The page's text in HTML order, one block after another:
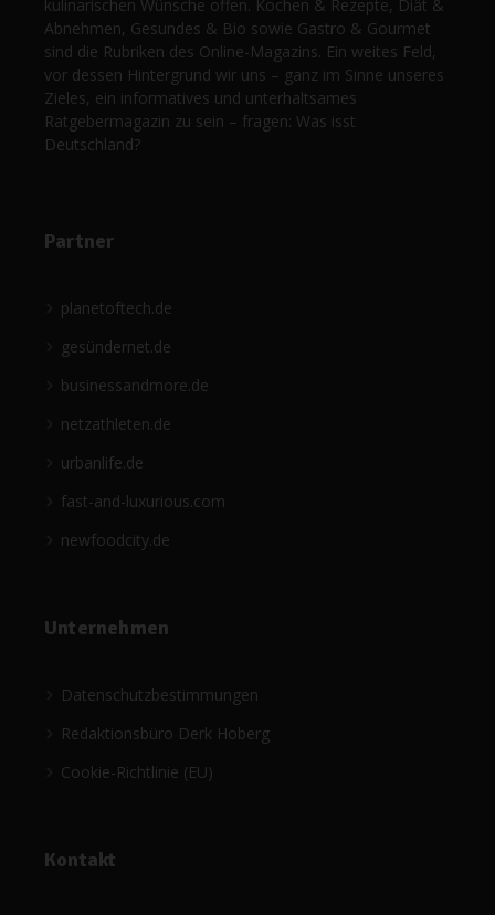
kulinarischen Wünsche offen. Kochen & Rezepte, Diät &
Abnehmen, Gesundes & Bio sowie Gastro & Gourmet
sind die Rubriken des Online-Magazins. Ein weites Feld,
vor dessen Hintergrund wir uns – ganz im Sinne unseres
Zieles, ein informatives und unterhaltsames
Ratgebermagazin zu sein – fragen: Was isst
Deutschland?
Partner
planetoftech.de
gesündernet.de
businessandmore.de
netzathleten.de
urbanlife.de
fast-and-luxurious.com
newfoodcity.de
Unternehmen
Datenschutzbestimmungen
Redaktionsbüro Derk Hoberg
Cookie-Richtlinie (EU)
Kontakt